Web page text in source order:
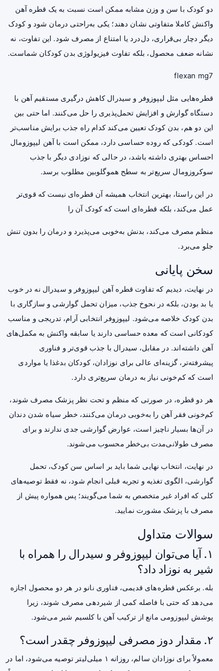
دو کودک با سن و وزن مشابه ممکن است نسبت به یک قطره آهن
واکنش کاملا متفاوتی نشان دهند؛ یکی به‌راحتی درمان شود و کودک
دیگر دچار بی‌قراری، دل‌درد یا امتناع از مصرف شود. این تفاوت، نه
نشانه ضعف محصول، بلکه تفاوت فیزیولوژی بدن کودکان شماست.
flexan mg7
قطره‌هایی مثل لیپوزوفر و سیدرال کاهش درگیری مستقیم آهن با
دستگاه گوارش و افزایش تحمل‌پذیری را حل می‌کنند. اما حتی بین
این دو هم، بدن کودک تعیین می‌کند کدام راه جذب برایش مناسب‌تر
است. کودکی که روده حساسی دارد، ممکن است با آهن لیپوزومال
احساس بهتری داشته باشد، در حالی که نوزادی دیگر با جذب
سوکروزومال سریع‌تر به سطح هموگلوبین مطلوب برسد.
در این راستا، بهترین انتخاب همیشه آن قطره‌ای نیست که قوی‌تر
عمل می‌کند، بلکه قطره‌ای است که کودک آن را
منظم مصرف می‌کند، بدنش به‌خوبی می‌پذیرد و درمان را بدون تنش
جلو می‌برد.
سخن پایانی
در نهایت، دیدیم که تفاوت قطره آهن لیپوزوفر و سیدرال نه در خوب
یا بد بودن، بلکه در نحوخ جذب، میزان تحمل گوارشی و سازگاری با
بدن کودک خلاصه می‌شود. لیپوزوفر انتخابی آرام، تدریجی و مناسب
کودکانی است که معده حساسی دارند یا سابقه واکنش به مکمل‌های
آهن داشته‌اند. در مقابل، سیدرال با جذب قوی‌تر و فناوری
پیشرفته‌تر، گزینه‌ای عالی برای نوزادان، کودکان بدغذا یا مواردی
است که کم‌خونی نیاز به درمان سریع‌تری دارد.
هر دو قطره، در صورتی که منظم و تحت نظر پزشک مصرف شوند،
کم‌خونی فقر آهن را به‌خوبی درمان می‌کنند، خطر سیاه شدن دندان
در آن‌ها بسیار ناچیز است، عوارض گوارشی جدی ندارند و برای
مصرف طولانی‌مدت بی‌‌خطر محسوب می‌شوند.
در نهایت، انتخاب نهایی شما باید بر اساس سن کودک، تحمل
گوارشی، الگوی تغذیه و تجربه قبلی انجام شود، نه فقط توصیه‌های
کلی که افراد غیر متخصص به شما می‌گویند؛ پس همواره پیش از
مصرف با پزشک مشورت نمایید.
سوالات متداول
۱. آیا می‌توان لیپوزوفر و سیدرال را همراه با
شیر به نوزاد داد؟
بله. برعکس قطره‌های قدیمی، فناوری نانو در هر دو محصول اجازه
می‌دهد که حتی با فاصله کمی از شیردهی مصرف شوند، زیرا
پوشش لیپوزومی مانع از ترکیب آهن با کلسیم شیر می‌شود.
۲. مقدار دوز مصرفی لیپوزوفر چقدر است؟
معمولاً برای نوزادان سالم، روزانه ۱ میلی‌لیتر توصیه می‌شود، اما در